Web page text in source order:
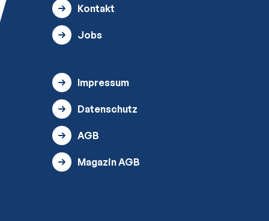
Kontakt
Jobs
Impressum
Datenschutz
AGB
Magazin AGB